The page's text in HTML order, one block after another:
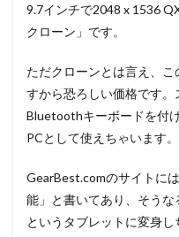
9.7インチで2048 x 1536
クローン」です。
ただクローンとは言え、
すから恐ろしい価格です。
Bluetoothキーボードを付
PCとして使えちゃいます。
GearBest.comのサイトに
能」と書いてあり、そう
というタブレットに変身し